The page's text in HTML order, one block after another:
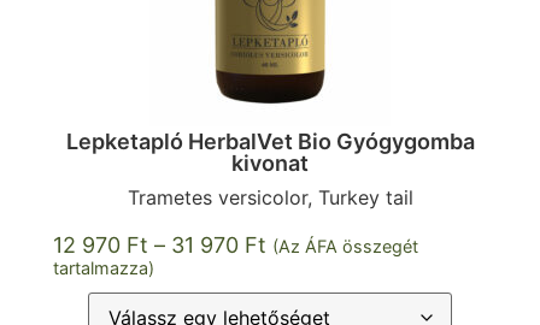
Lepketapló HerbalVet Bio Gyógygomba
kivonat
Trametes versicolor, Turkey tail
12 970 Ft – 31 970 Ft (Az ÁFA összegét
tartalmazza)